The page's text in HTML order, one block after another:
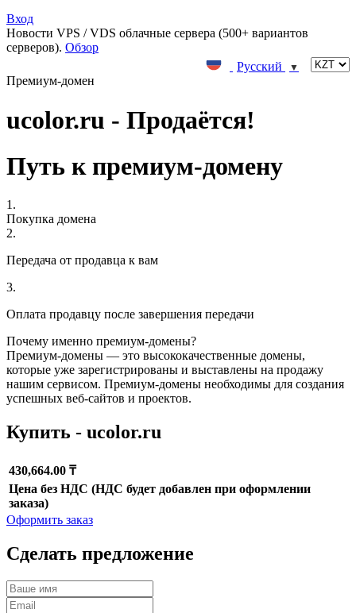
Вход
Новости VPS / VDS облачные сервера (500+ вариантов
серверов). Обзор
Русский
▼
Премиум-домен
ucolor.ru - Продаётся!
Путь к премиум-домену
1.
Покупка домена
2.
Передача от продавца к вам
3.
Оплата продавцу после завершения передачи
Почему именно премиум-домены?
Премиум-домены — это высококачественные домены,
которые уже зарегистрированы и выставлены на продажу
нашим сервисом. Премиум-домены необходимы для создания
успешных веб-сайтов и проектов.
Купить - ucolor.ru
430,664.00 ₸
Цена без НДС (НДС будет добавлен при оформлении
заказа)
Оформить заказ
Сделать предложение